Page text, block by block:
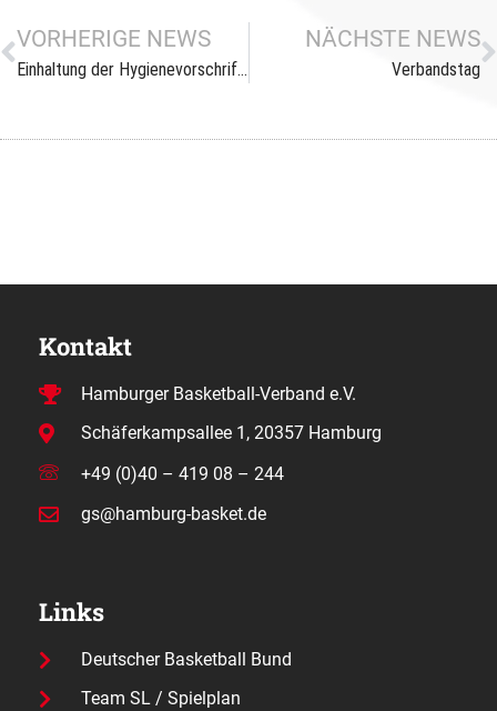
VORHERIGE NEWS
Einhaltung der Hygienevorschriften
NÄCHSTE NEWS
Verbandstag
Kontakt
Hamburger Basketball-Verband e.V.
Schäferkampsallee 1, 20357 Hamburg
+49 (0)40 – 419 08 – 244
gs@hamburg-basket.de
Links
Deutscher Basketball Bund
Team SL / Spielplan